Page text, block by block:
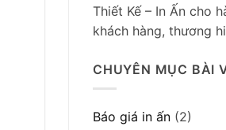
Thiết Kế – In Ấn cho
khách hàng, thương
CHUYÊN MỤC BÀI
Báo giá in ấn (2)